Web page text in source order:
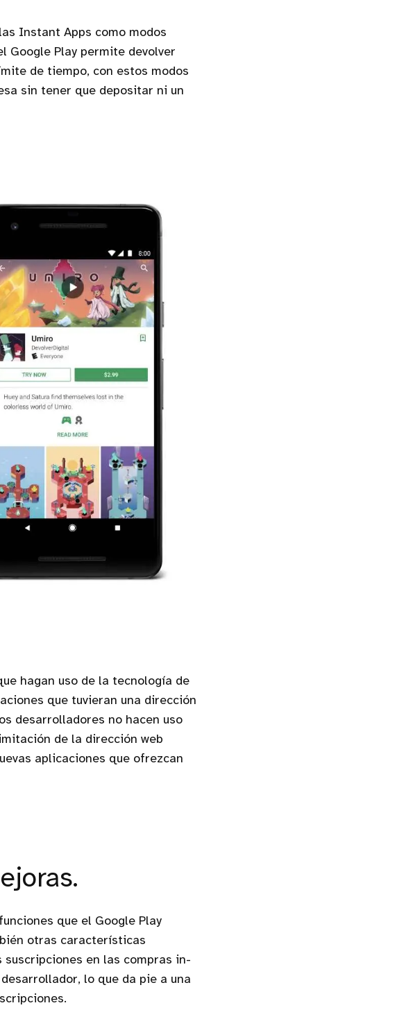
Instant Apps como modos
Google Play permite devolver
de tiempo, con estos modos
sin tener que depositar ni un
hagan uso de la tecnología de
que tuvieran una dirección
desarrolladores no hacen uso
de la dirección web
aplicaciones que ofrezcan
que el Google Play
otras características
en las compras in-
lo que da pie a una